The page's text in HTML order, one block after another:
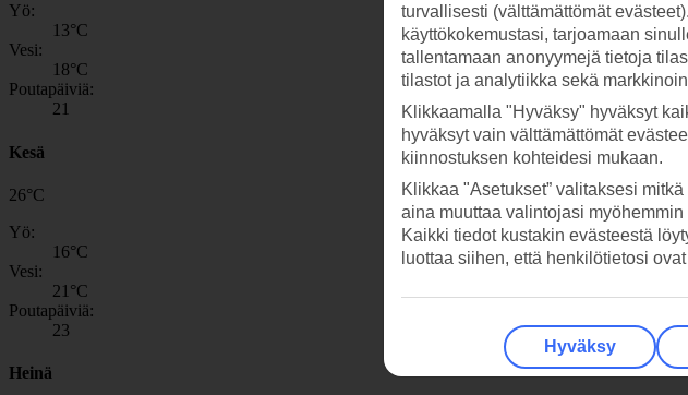
Yö:
13°C
Vesi:
18°C
Poutapäiviä:
21
Kesä
26°C
Yö:
16°C
Vesi:
21 °C
Poutapäiviä:
23
Heinä
turvallisesti (välttämättömät
käyttökokemustasi, tarjoamaan
tallentamaan anonyymejä tietoja
tilastot ja analytiikka sekä
Klikkaamalla "Hyväksy" hyväksyt
hyväksyt vain välttämättömät
kiinnostuksen kohteidesi mukaan.
Klikkaa "Asetukset” valitaksesi
aina muuttaa valintojasi
Kaikki tiedot kustakin evästeestä
luottaa siihen, että henkilötietosi
Hyväksy